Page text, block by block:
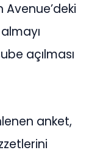
Avenue’deki
açılması
anket,